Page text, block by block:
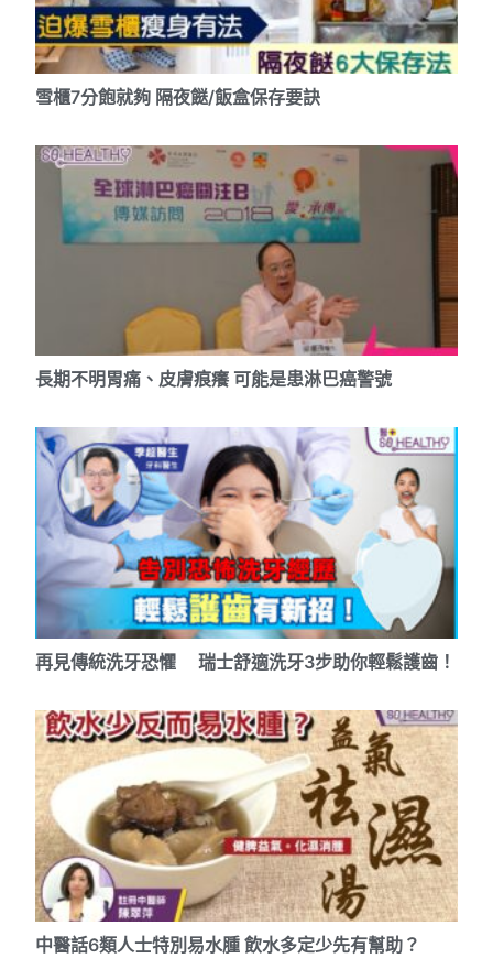
雪櫃7分飽就夠 隔夜餸/飯盒保存要訣
長期不明胃痛、皮膚痕癢 可能是患淋巴癌警號
再見傳統洗牙恐懼 瑞士舒適洗牙3步助你輕鬆護齒！
中醫話6類人士特別易水腫 飲水多定少先有幫助？